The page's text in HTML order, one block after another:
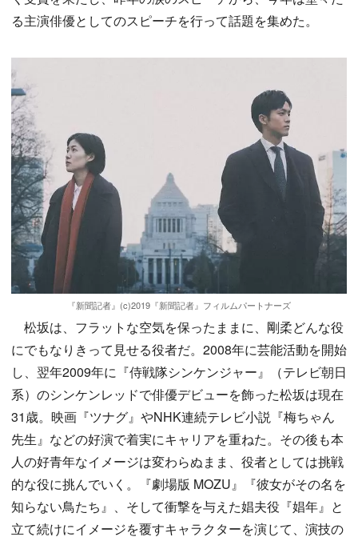
る主演俳優としてのスピーチを行って話題を集めた。
『新聞記者』(c)2019『新聞記者』フィルムパートナーズ
松坂は、フラットな空気を保ったままに、剛柔どんな役
にでもなりきって見せる役者だ。2008年に芸能活動を開始
し、翌年2009年に『侍戦隊シンケンジャー』（テレビ朝日
系）のシンケンレッドで俳優デビューを飾った松坂は現在
31歳。映画『ツナグ』やNHK連続テレビ小説『梅ちゃん
先生』などの好演で着実にキャリアを重ねた。その後も本
人の好青年なイメージは変わらぬまま、役者としては挑戦
的な役に挑んでいく。『劇場版 MOZU』『彼女がその名を
知らない鳥たち』、そして衝撃を与えた娼夫役『娼年』と
立て続けにイメージを覆すキャラクターを演じて、演技の